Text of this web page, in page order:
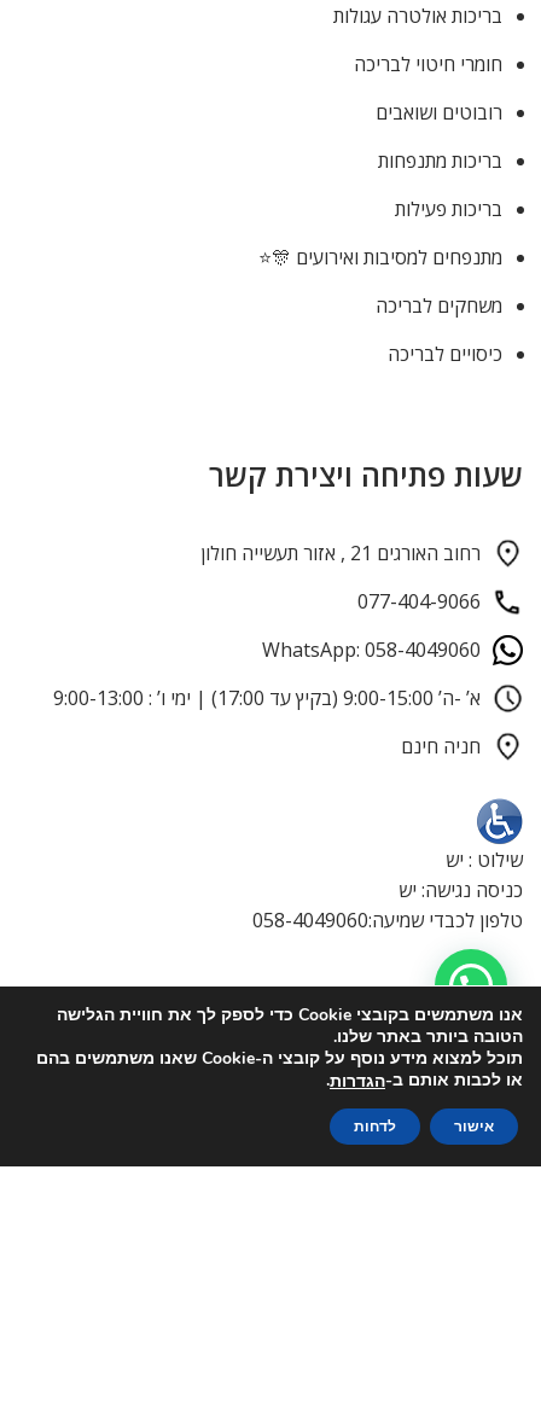
בריכות אולטרה עגולות
חומרי חיטוי לבריכה
רובוטים ושואבים
בריכות מתנפחות
בריכות פעילות
מתנפחים למסיבות ואירועים 🎊⭐
משחקים לבריכה
כיסויים לבריכה
שעות פתיחה ויצירת קשר
רחוב האורגים 21 , אזור תעשייה חולון
077-404-9066
WhatsApp: 058-4049060
א’ -ה’ 9:00-15:00 (בקיץ עד 17:00) | ימי ו’ : 9:00-13:00
חניה חינם
שילוט : יש
כניסה נגישה: יש
טלפון לכבדי שמיעה:058-4049060
אנו משתמשים בקובצי Cookie כדי לספק לך את חוויית הגלישה
הטובה ביותר באתר שלנו.
תוכל למצוא מידע נוסף על קובצי ה-Cookie שאנו משתמשים בהם
או לכבות אותם ב-הגדרות.
אישור לדחות